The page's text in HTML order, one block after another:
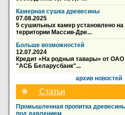
Камерная сушка древесины
07.08.2025
5 сушильных камер установлено на
территории Массив-Дре...
Больше возможностей
12.07.2024
Кредит «На родныя тавары» от ОАО
"АСБ Беларусбанк"...
архив новостей
Статьи
Промышленная пропитка
под давлением